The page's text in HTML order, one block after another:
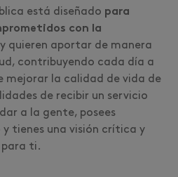
está diseñado para
con la
y quieren aportar de manera
contribuyendo cada día a
mejorar la calidad de vida de
de recibir un servicio
a la gente, posees
tienes una visión crítica y
para ti.